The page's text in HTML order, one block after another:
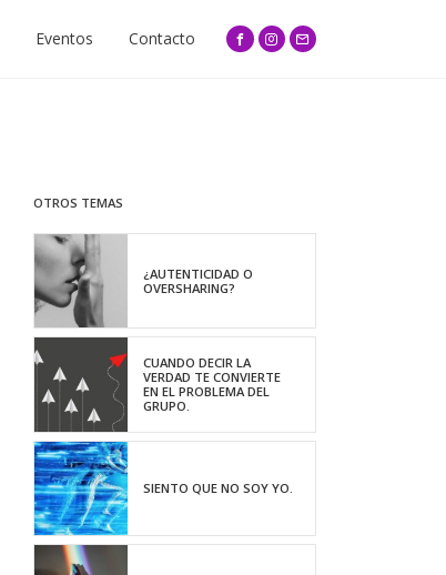
Eventos Contacto
OTROS TEMAS
¿AUTENTICIDAD O
OVERSHARING?
CUANDO DECIR LA
VERDAD TE CONVIERTE
EN EL PROBLEMA DEL
GRUPO.
SIENTO QUE NO SOY YO.